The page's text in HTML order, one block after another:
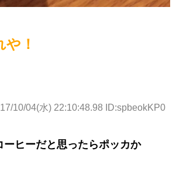
！
10/04(水) 22:10:48.98 ID:spbeokKP0
ーヒーだと思ったらポッカか